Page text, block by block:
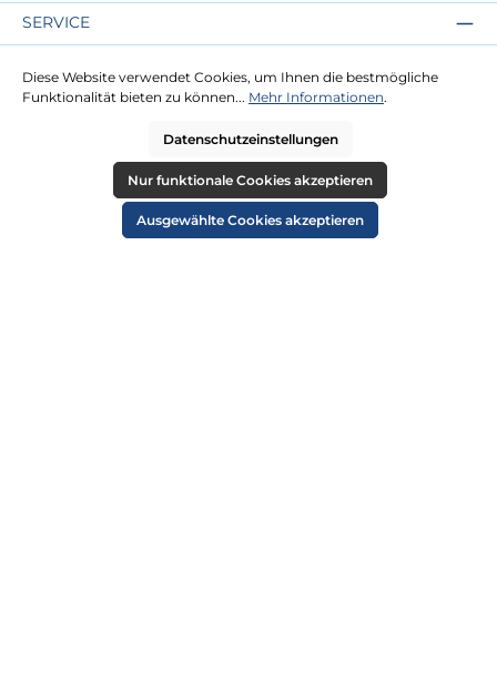
SERVICE
Lieferung
Zahlung
RECHTLICHES
Diese Website verwendet Cookies, um Ihnen die bestmögliche
Funktionalität bieten zu können... Mehr Informationen.
Datenschutzeinstellungen
Nur funktionale Cookies akzeptieren
Ausgewählte Cookies akzeptieren